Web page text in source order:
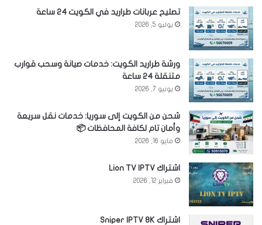
تصليح عربانات طراريد في الكويت 24 ساعة
يوليو 5, 2026
ورشة طراريد الكويت: خدمات صيانة وسحب قوارب
متنقلة 24 ساعة
يونيو 7, 2026
شحن من الكويت إلى سوريا: خدمات نقل سريعة
وأمان تام لكافة المحافظات 📦
مايو 16, 2026
اشتراك Lion TV IPTV
فبراير 12, 2026
اشتراك Sniper IPTV 8K